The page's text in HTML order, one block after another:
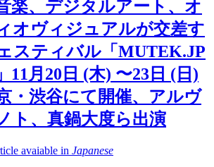
楽、デジタルアート、オ
オヴィジュアルが交差す
スティバル「MUTEK.JP
11月20日 (木) 〜23日 (日)
・渋谷にて開催、アルヴ
ト、真鍋大度ら出演
avaiable in Japanese